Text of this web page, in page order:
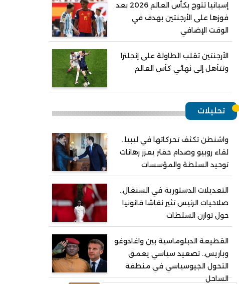
إسبانيا تتوج بكأس العالم 2026 بعد
فوزها على الأرجنتين بهدف في
الوقت الإضافي
الأرجنتين تقلب الطاولة على إنجلترا
وتتأهل إلى نهائي كأس العالم
تحليلات
واشنطن تكثف تحركاتها في ليبيا..
لقاء روبيو وصدام حفتر يعزز رهانات
توحيد السلطة والمؤسسات
التعديلات الدستورية في السنغال..
صلاحيات الرئيس تثير نقاشا قانونيا
حول توازن السلطات
القطيعة الدبلوماسية بين واغادوغو
وباريس.. تصعيد سياسي يعمق
التحول الجيوسياسي في منطقة
الساحل